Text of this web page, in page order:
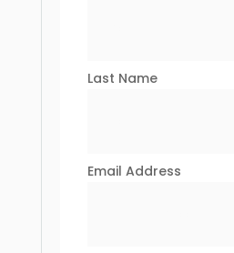
Last Name
Email Address